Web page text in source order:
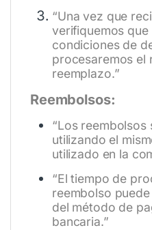
“Una vez que
verifiquemos
condiciones de
procesaremos el
reemplazo.”
Reembolsos:
“Los reembolsos
utilizando el
utilizado en la
“El tiempo de
reembolso
del método de
bancaria.”